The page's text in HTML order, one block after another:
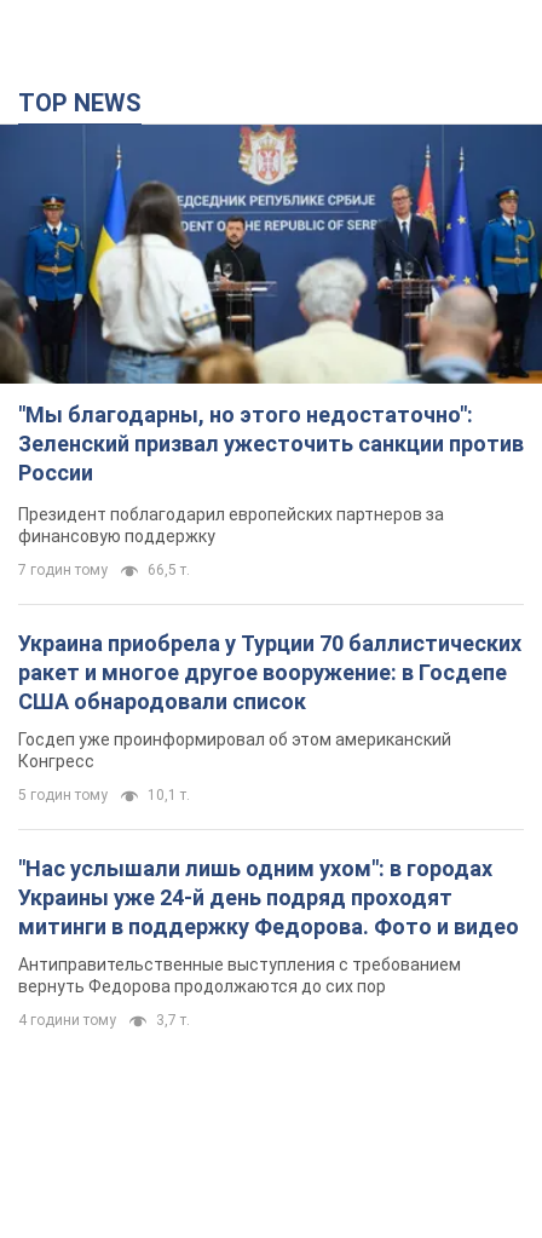
TOP NEWS
"Мы благодарны, но этого недостаточно":
Зеленский призвал ужесточить санкции против
России
Президент поблагодарил европейских партнеров за
финансовую поддержку
7 годин тому 66,5 т.
Украина приобрела у Турции 70 баллистических
ракет и многое другое вооружение: в Госдепе
США обнародовали список
Госдеп уже проинформировал об этом американский
Конгресс
5 годин тому 10,1 т.
"Нас услышали лишь одним ухом": в городах
Украины уже 24-й день подряд проходят
митинги в поддержку Федорова. Фото и видео
Антиправительственные выступления с требованием
вернуть Федорова продолжаются до сих пор
4 години тому 3,7 т.